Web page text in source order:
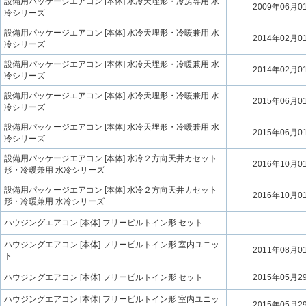
冷シリーズ
2009年06月
設備用パッケージエアコン [本体] 水冷天埋形・冷暖兼用 水
冷シリーズ
2014年02月
設備用パッケージエアコン [本体] 水冷天埋形・冷暖兼用 水
冷シリーズ
2014年02月
設備用パッケージエアコン [本体] 水冷天埋形・冷暖兼用 水
冷シリーズ
2015年06月
設備用パッケージエアコン [本体] 水冷天埋形・冷暖兼用 水
冷シリーズ
2015年06月
設備用パッケージエアコン [本体] 水冷２方向天井カセット
形・冷暖兼用 水冷シリーズ
2016年10月
設備用パッケージエアコン [本体] 水冷２方向天井カセット
形・冷暖兼用 水冷シリーズ
2016年10月
ハウジングエアコン [本体] フリービルトイン形 セット
ハウジングエアコン [本体] フリービルトイン形 室内ユニッ
ト
2011年08月
ハウジングエアコン [本体] フリービルトイン形 セット 2015年05月
ハウジングエアコン [本体] フリービルトイン形 室内ユニッ